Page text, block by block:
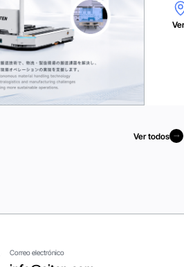
Ver todos
Correo electrónico